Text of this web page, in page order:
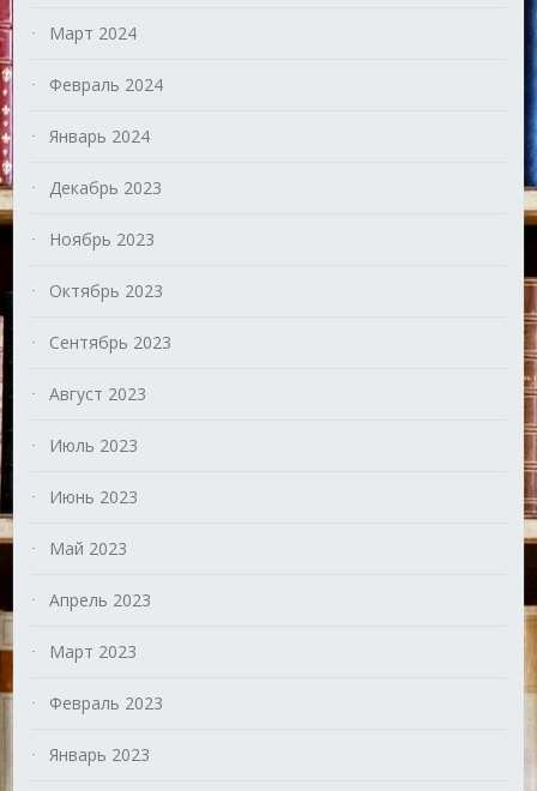
Март 2024
Февраль 2024
Январь 2024
Декабрь 2023
Ноябрь 2023
Октябрь 2023
Сентябрь 2023
Август 2023
Июль 2023
Июнь 2023
Май 2023
Апрель 2023
Март 2023
Февраль 2023
Январь 2023